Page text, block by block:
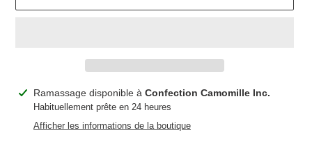
Ajout
produit
Ramassage disponible à Confection Camomille Inc.
Habituellement prête en 24 heures
Afficher les informations de la boutique